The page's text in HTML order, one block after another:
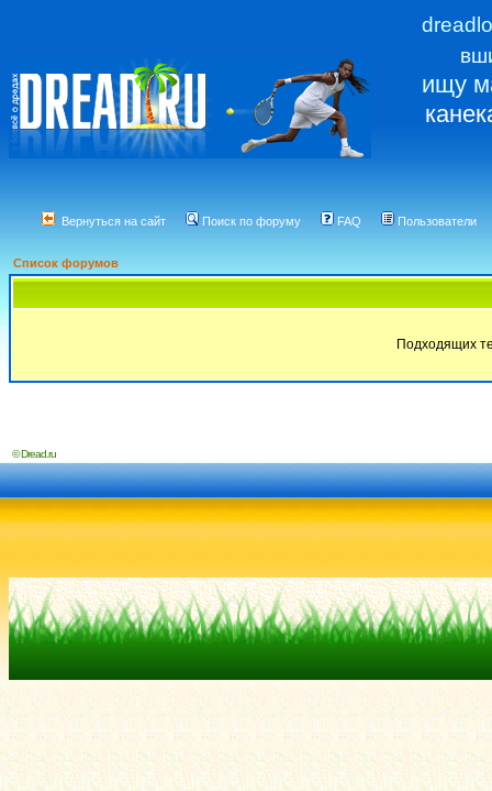
ищу
Вернуться на сайт Поиск по форуму FAQ Пользователи
Список форумов
Подходящих
© Dread.ru